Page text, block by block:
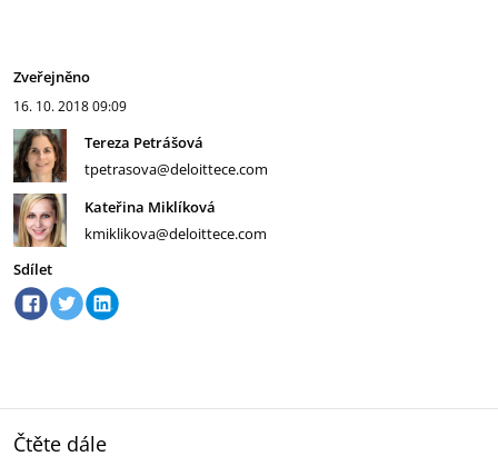
Zveřejněno
16. 10. 201809:09
Tereza Petrášová
tpetrasova@deloittece.com
Kateřina Miklíková
kmiklikova@deloittece.com
Sdílet
Čtěte dále